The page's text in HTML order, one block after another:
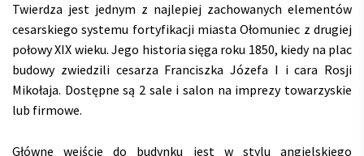
Twierdza jest jednym z najlepiej zachowanych elementów
cesarskiego systemu fortyfikacji miasta Ołomuniec z drugiej
połowy XIX wieku. Jego historia sięga roku 1850, kiedy na plac
budowy zwiedzili cesarza Franciszka Józefa I i cara Rosji
Mikołaja. Dostępne są 2 sale i salon na imprezy towarzyskie
lub firmowe.
Główne wejście do budynku jest w stylu angielskiego